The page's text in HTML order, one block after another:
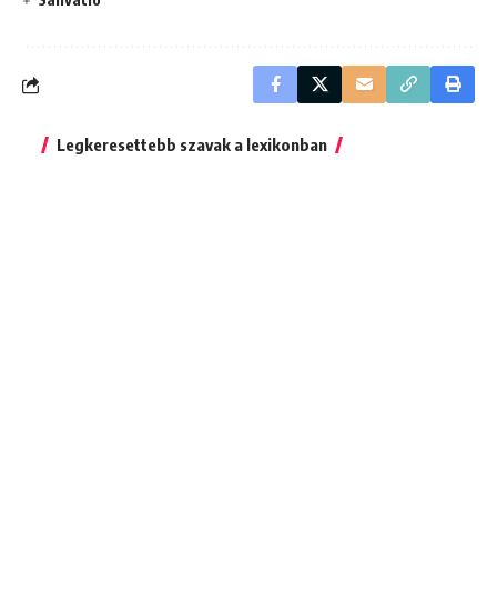
Legkeresettebb szavak a lexikonban